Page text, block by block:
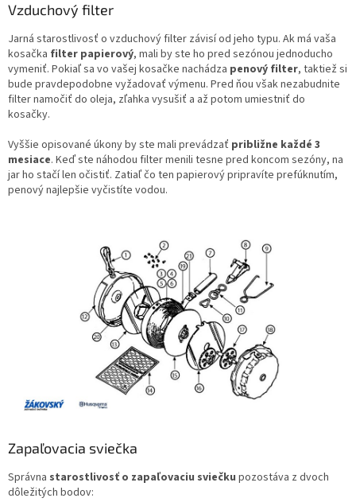
Vzduchový filter
Jarná starostlivosť o vzduchový filter závisí od jeho typu. Ak má vaša
kosačka filter papierový, mali by ste ho pred sezónou jednoducho
vymeniť. Pokiaľ sa vo vašej kosačke nachádza penový filter, taktiež si
bude pravdepodobne vyžadovať výmenu. Pred ňou však nezabudnite
filter namočiť do oleja, zľahka vysušiť a až potom umiestniť do
kosačky.
Vyššie opisované úkony by ste mali prevádzať približne každé 3
mesiace. Keď ste náhodou filter menili tesne pred koncom sezóny, na
jar ho stačí len očistiť. Zatiaľ čo ten papierový pripravíte prefúknutím,
penový najlepšie vyčistíte vodou.
Zapaľovacia sviečka
Správna starostlivosť o zapaľovaciu sviečku pozostáva z dvoch
dôležitých bodov: